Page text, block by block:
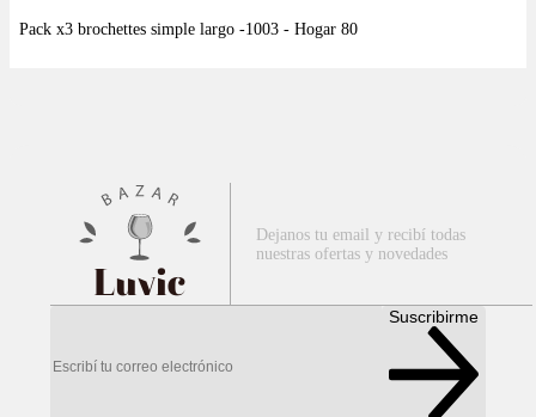
Luvic
Dejanos tu email y recibí todas
nuestras ofertas y novedades
Suscribirme